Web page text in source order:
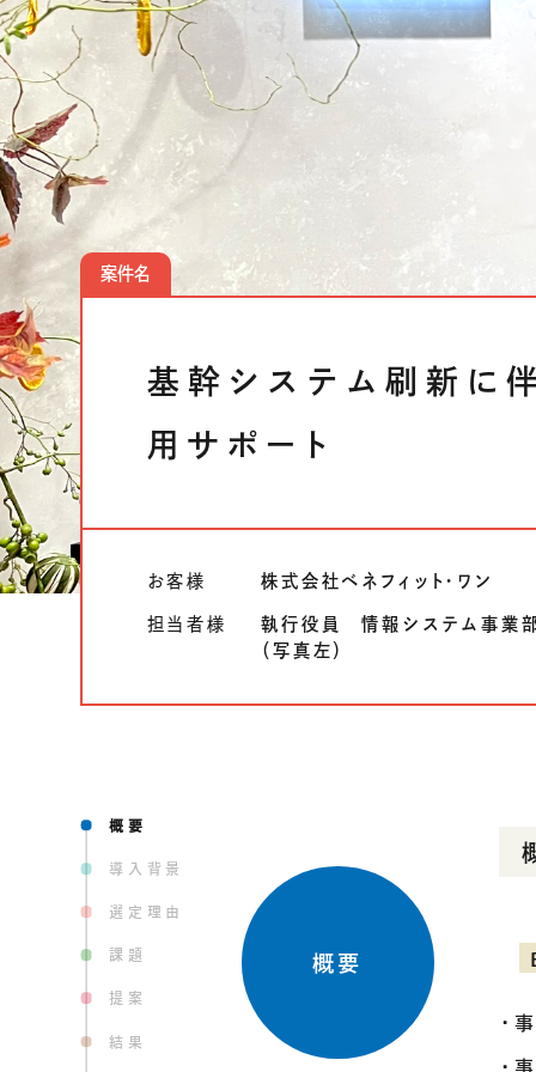
クラウドソリューション
受託開発
生成AIソリューション
CASES 公開事例
SUSTAINABILITY サ
SDGsへの取り組み
労働情報の公開
COMPANY
会社概要
ご挨拶
ACCESS アクセス
CONTACT お問い合わせ
案件名
基幹システム刷新に
用サポート
お客様 株式会社ベネフィット・ワン
担当者様
執行役員 情報システム事業
（写真左）
概要
導入背景
選定理由
課題
提案
結果
概要
・
・